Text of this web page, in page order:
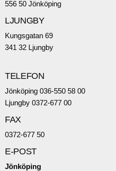
556 50 Jönköping
LJUNGBY
Kungsgatan 69
341 32 Ljungby
TELEFON
Jönköping 036-550 58 00
Ljungby 0372-677 00
FAX
0372-677 50
E-POST
Jönköping